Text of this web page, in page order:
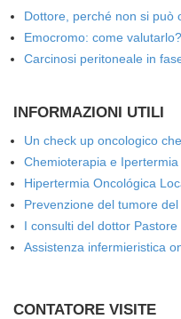
Dottore, perché non si può
Emocromo: come valutarlo?
Carcinosi peritoneale in
INFORMAZIONI UTILI
Un check up oncologico
Chemioterapia e Ipertermia
Hipertermia Oncológica
Prevenzione del tumore
I consulti del dottor
Assistenza infermieristica
CONTATORE VISITE